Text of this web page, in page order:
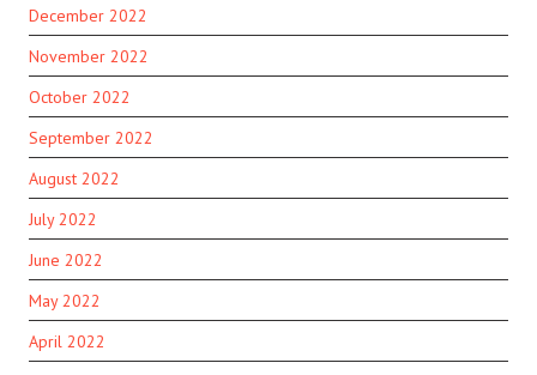
December 2022
November 2022
October 2022
September 2022
August 2022
July 2022
June 2022
May 2022
April 2022